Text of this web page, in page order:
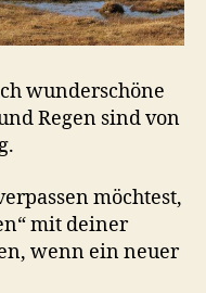
wunderschöne
Regen sind von
möchtest,
mit deiner
wenn ein neuer